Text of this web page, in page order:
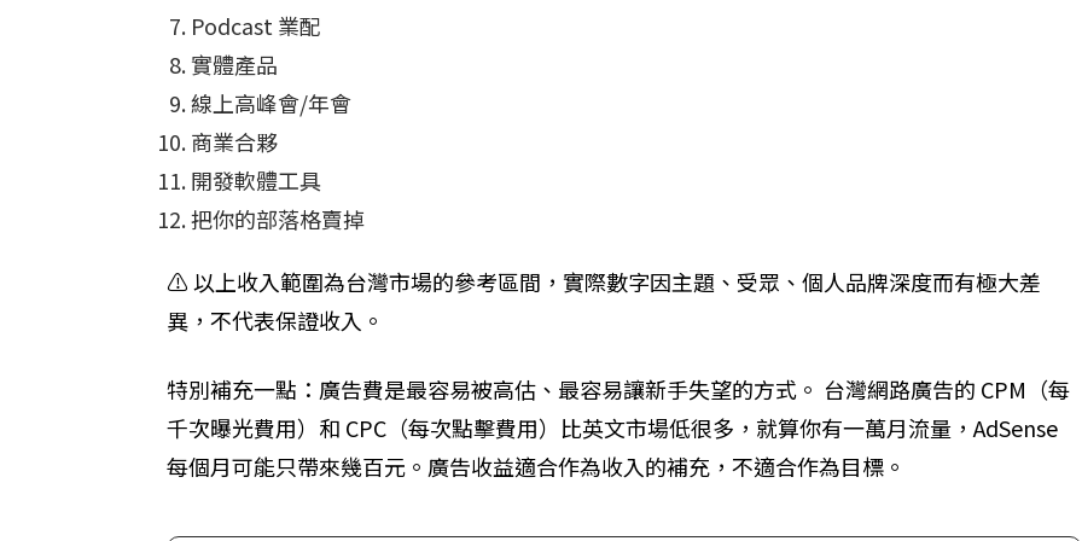
Podcast 業配
實體產品
線上高峰會/年會
商業合夥
開發軟體工具
把你的部落格賣掉
⚠️ 以上收入範圍為台灣市場的參考區間，實際數字因主題、受眾、個人品牌深度而有極大差
異，不代表保證收入。
特別補充一點：廣告費是最容易被高估、最容易讓新手失望的方式。 台灣網路廣告的 CPM（每
千次曝光費用）和 CPC（每次點擊費用）比英文市場低很多，就算你有一萬月流量，AdSense
每個月可能只帶來幾百元。廣告收益適合作為收入的補充，不適合作為目標。